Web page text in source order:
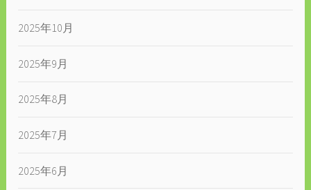
2025年10月
2025年9月
2025年8月
2025年7月
2025年6月